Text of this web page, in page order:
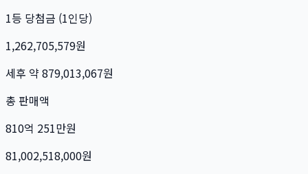
1등 당첨금 (1인당)
1,262,705,579원
세후 약 879,013,067원
총 판매액
810억 251만원
81,002,518,000원